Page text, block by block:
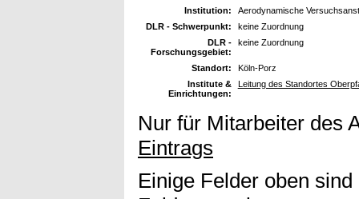
Institution:
Aerodynamische
DLR - Schwerpunkt:
keine Zuordnung
DLR -
Forschungsgebiet:
keine Zuordnung
Standort:
Köln-Porz
Institute &
Einrichtungen:
Leitung des Standortes
Nur für Mitarbeiter des
Eintrags
Einige Felder oben